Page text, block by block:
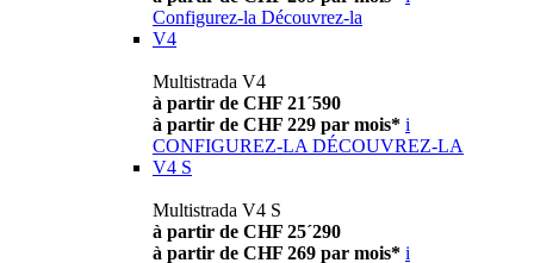
Configurez-la Découvrez-la
V4
Multistrada V4
à partir de CHF 21´590
à partir de CHF 229 par mois* i
CONFIGUREZ-LA DÉCOUVREZ-LA
V4 S
Multistrada V4 S
à partir de CHF 25´290
à partir de CHF 269 par mois* i